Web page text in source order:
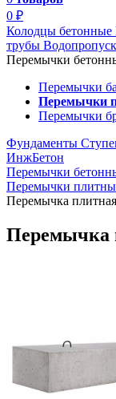
0 ₽
Колодцы бетонные
трубы
Перемычки
Перемычки
Перемычки
Перемычки
Фундаменты
ИнжБетон
Перемычки
Перемычки
Перемычка
Перемычка